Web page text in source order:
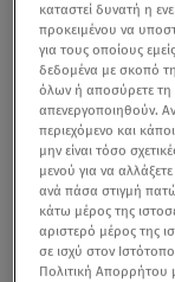
καταστεί δυνατή η
προκειμένου να
για τους οποίους
δεδομένα με σκοπό
όλων ή αποσύρετε τη
απενεργοποιηθούν.
περιεχόμενο και
μην είναι τόσο
μενού για να
ανά πάσα στιγμή
κάτω μέρος της
αριστερό μέρος της
σε ισχύ στον
Πολιτική Απορρήτου